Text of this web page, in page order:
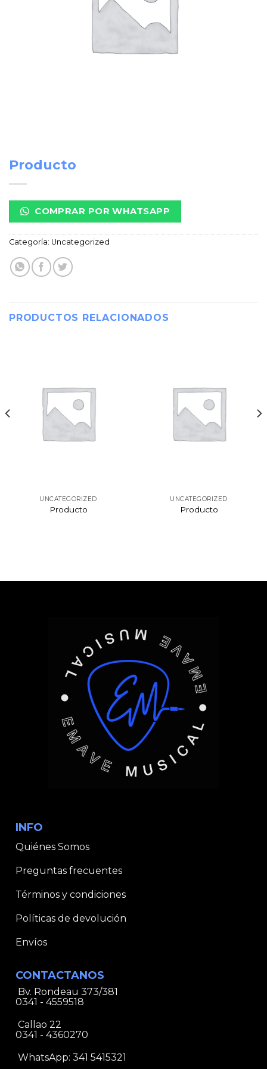
Producto
COMPRAR POR WHATSAPP
Categoría: Uncategorized
PRODUCTOS RELACIONADOS
UNCATEGORIZED
Producto
UNCATEGORIZED
Producto
INFO
Quiénes Somos
Preguntas frecuentes
Términos y condiciones
Políticas de devolución
Envíos
CONTACTANOS
Bv. Rondeau 373/381
0341 - 4559518
Callao 22
0341 - 4360270
WhatsApp: 341 5415321